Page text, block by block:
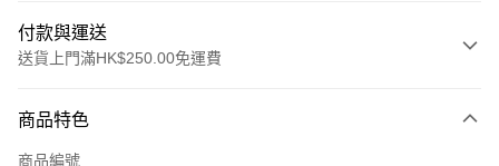
付款與運送
送貨上門滿HK$250.00免運費
信用卡
商品特色
商品編號